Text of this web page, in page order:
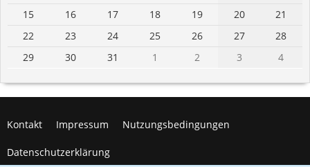
15
16 17 18 19 20
21
22
23 24 25 26 27
28
29
30 31 1 2 3 4
Kontakt Impressum Nutzungsbedingungen
Datenschutzerklärung